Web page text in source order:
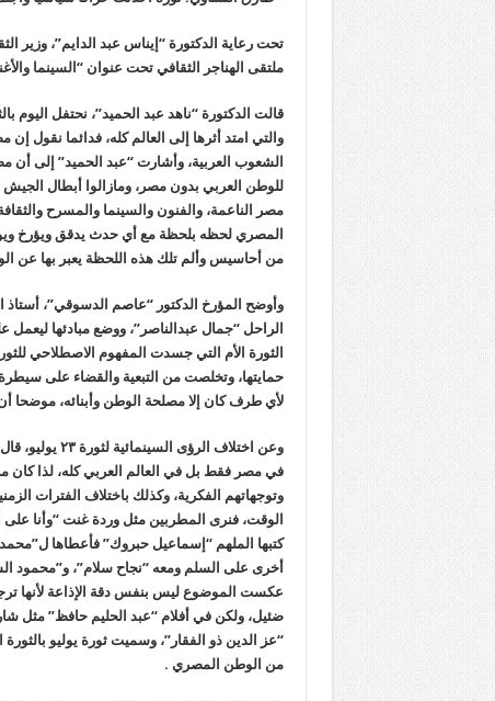
تحت رعاية الدكتورة “إيناس عبد الدايم”، وزير
ملتقى الهناجر الثقافي تحت عنوان “السينما
قالت الدكتورة “ناهد عبد الحميد”، نحتفل اليوم
والتي امتد أثرها إلى العالم كله، فدائما نقول إن
الشعوب العربية، وأشارت “عبد الحميد” إلى أن
للوطن العربي بدون مصر، ومازالوا أبطال
مصر الناعمة، والفنون والسينما والمسرح
المصري لحظه بلحظة مع أي حدث يدقق ويؤرخ
من أحاسيس وألم تلك هذه اللحظة يعبر بها عن
الراحل “جمال عبدالناصر”، ووضع مبادئها
الثورة الأم التي جسدت المفهوم الاصطلاحي
حمايتها، وتخلصت من التبعية والقضاء على
لأي طرف كان إلا مصلحة الوطن وأبنائه، موضحا
وعن اختلاف
في مصر فقط بل في العالم العربي كله، لذا كان
وتوجهاتهم الفكرية، وكذلك باختلاف الفترات
الوقت، فنرى المطربين مثل وردة غنت “وأنا
كتبها الملهم “إسماعيل حبروك” فأعطاها
أخرى على السلم ومعه “نجاح سلام”، و”محمود
عكست الموضوع ليس بنفس دقة الإذاعة لأنها
ضئيل، ولكن في أفلام “عبد الحليم حافظ” مثل
“عز الدين ذو الفقار”، وسميت ثورة يوليو بالثورة
من الوطن المصري .